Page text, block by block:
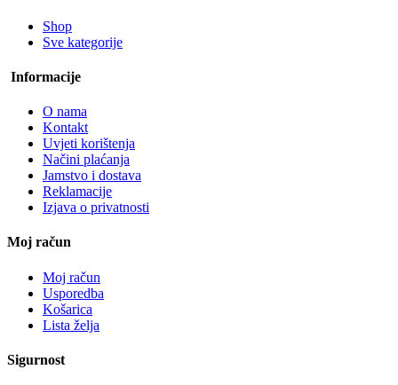
Shop
Sve kategorije
Informacije
O nama
Kontakt
Uvjeti korištenja
Načini plaćanja
Jamstvo i dostava
Reklamacije
Izjava o privatnosti
Moj račun
Moj račun
Usporedba
Košarica
Lista želja
Sigurnost